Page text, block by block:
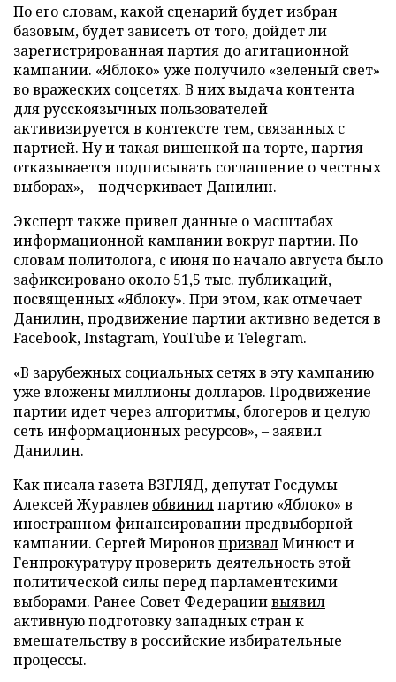
По его словам, какой сценарий будет избран
базовым, будет зависеть от того, дойдет ли
зарегистрированная партия до агитационной
кампании. «Яблоко» уже получило «зеленый свет»
во вражеских соцсетях. В них выдача контента
для русскоязычных пользователей
активизируется в контексте тем, связанных с
партией. Ну и такая вишенкой на торте, партия
отказывается подписывать соглашение о честных
выборах», – подчеркивает Данилин.
Эксперт также привел данные о масштабах
информационной кампании вокруг партии. По
словам политолога, с июня по начало августа было
зафиксировано около 51,5 тыс. публикаций,
посвященных «Яблоку». При этом, как отмечает
Данилин, продвижение партии активно ведется в
Facebook, Instagram, YouTube и Telegram.
«В зарубежных социальных сетях в эту кампанию
уже вложены миллионы долларов. Продвижение
партии идет через алгоритмы, блогеров и целую
сеть информационных ресурсов», – заявил
Данилин.
Как писала газета ВЗГЛЯД, депутат Госдумы
Алексей Журавлев обвинилпартию «Яблоко» в
иностранном финансировании предвыборной
кампании. Сергей Миронов призвалМинюст и
Генпрокуратуру проверить деятельность этой
политической силы перед парламентскими
выборами. Ранее Совет Федерациивыявил
активную подготовку западных стран к
вмешательству в российские избирательные
процессы.